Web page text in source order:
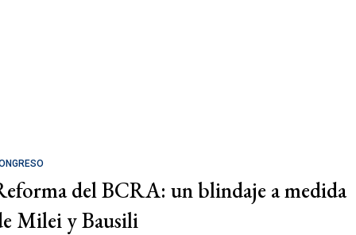
del BCRA: un blindaje a medida
Milei y Bausili